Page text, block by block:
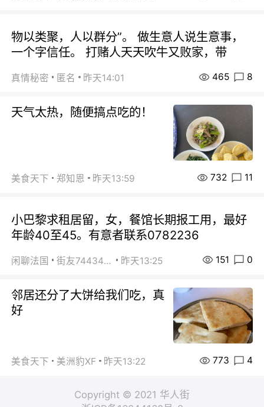
物以类聚，人以群分”。 做生意人说生意事，
一个字信任。 打赌人天天吹牛又败家，带
真情秘密 匿名 昨天14:01 465 8
天气太热，随便搞点吃的！
美食天下 郑知恩 昨天13:59 732 11
小巴黎求租居留，女，餐馆长期报工用，最好
年龄40至45。有意者联系0782236
闲聊法国 街友74434350 昨天13:25 151 0
邻居还分了大饼给我们吃，真
好
美食天下 美洲豹XF 昨天13:22 773 4
Copyright © 2021 华人街